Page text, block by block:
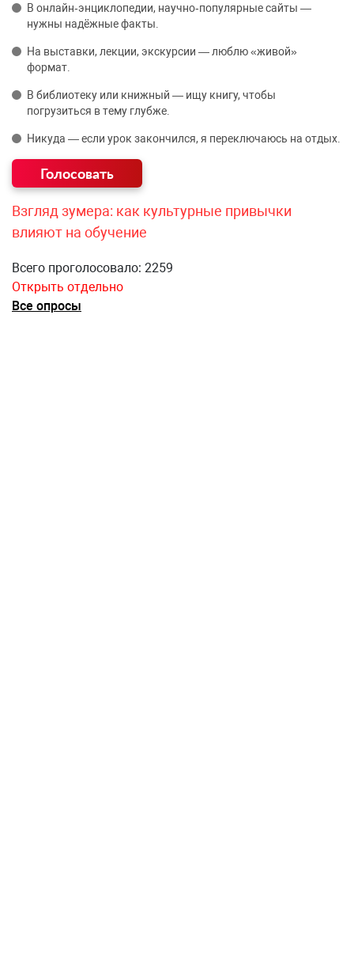
В онлайн‑энциклопедии, научно‑популярные сайты —
нужны надёжные факты.
На выставки, лекции, экскурсии — люблю «живой»
формат.
В библиотеку или книжный — ищу книгу, чтобы
погрузиться в тему глубже.
Никуда — если урок закончился, я переключаюсь на отдых.
Взгляд зумера: как культурные привычки
влияют на обучение
Всего проголосовало: 2259
Открыть отдельно
Все опросы